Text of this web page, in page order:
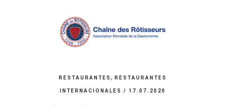
RESTAURANTES , RESTAURANTES
INTERNACIONALES / 17.07.2020